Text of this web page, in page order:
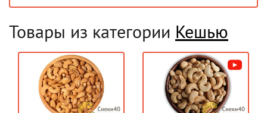
Товары из категории Кешью